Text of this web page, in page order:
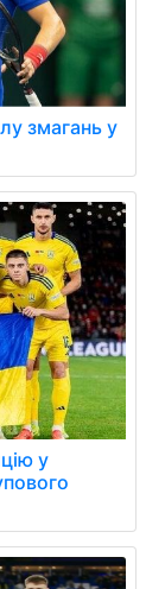
змагань у
у